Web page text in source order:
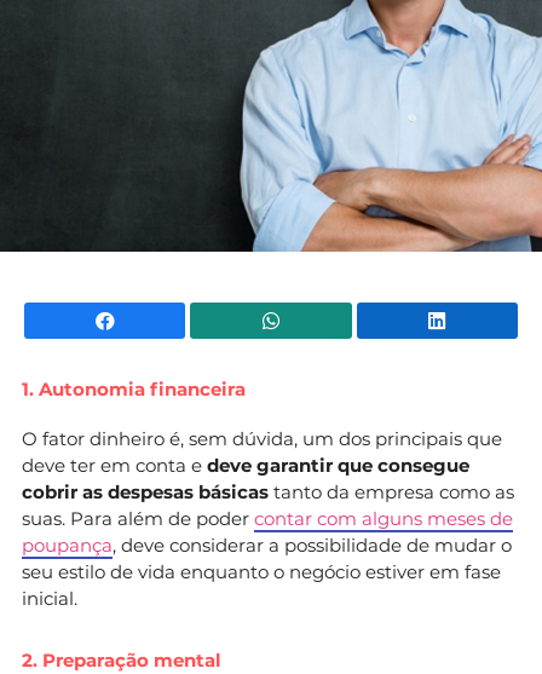
Facebook WhatsApp
1. Autonomia financeira
O fator dinheiro é, sem dúvida, um dos principais que
deve ter em conta e deve garantir que consegue
cobrir as despesas básicas tanto da empresa como as
suas. Para além de poder contar com alguns meses de
poupança, deve considerar a possibilidade de mudar o
seu estilo de vida enquanto o negócio estiver em fase
inicial.
2. Preparação mental